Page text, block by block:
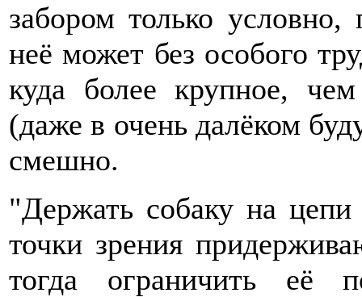
забором только
неё может без особого
куда более крупное,
(даже в очень далёком
смешно.
"Держать собаку на
точки зрения
тогда ограничить её